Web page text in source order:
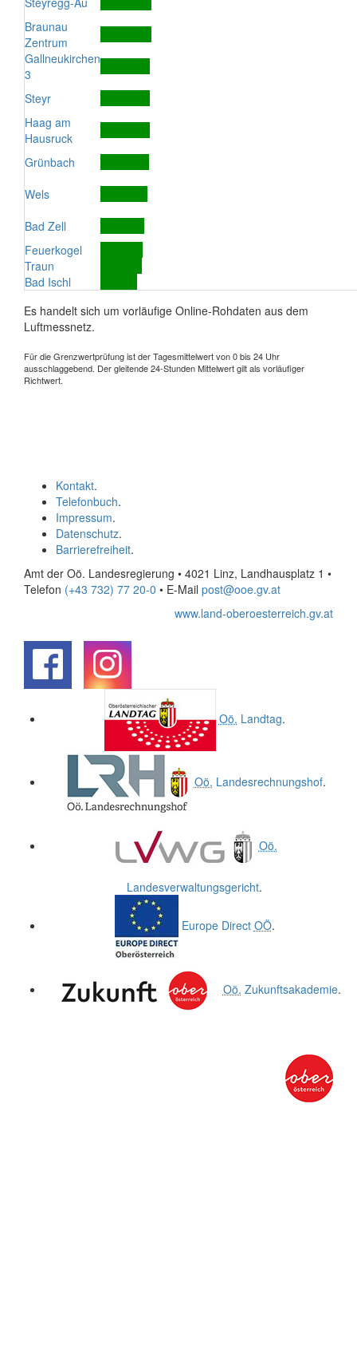
Braunau
Zentrum
Gallneukirchen
3
Steyr
Haag am
Hausruck
Grünbach
Wels
Bad Zell
Feuerkogel
Traun
Bad Ischl
Es handelt sich um vorläufige Online-Rohdaten aus dem
Luftmessnetz.
Für die Grenzwertprüfung ist der Tagesmittelwert von 0 bis 24 Uhr
ausschlaggebend. Der gleitende 24-Stunden Mittelwert gilt als vorläufiger
Richtwert.
Kontakt.
Telefonbuch.
Impressum.
Datenschutz.
Barrierefreiheit.
Amt der Oö. Landesregierung • 4021 Linz, Landhausplatz 1 •
Telefon (+43 732) 77 20-0 • E-Mail post@ooe.gv.at
www.land-oberoesterreich.gv.at
Oö. Landtag.
Oö. Landesrechnungshof.
Oö.
Landesverwaltungsgericht.
Europe Direct OÖ.
Oö. Zukunftsakademie.